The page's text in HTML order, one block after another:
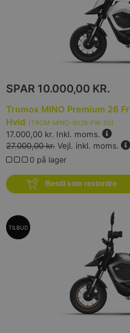
SPAR 10.000,00 KR.
Tromox MINO Premium 26
Hvid (TROM-MINO-6026-FW-30)
17.000,00 kr. Inkl. moms.
27.000,00 kr. Vejl. inkl. moms.
0 på lager
Bestil som restordre
TILBUD